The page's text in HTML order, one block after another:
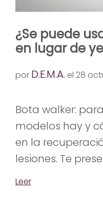
¿Se puede
en lugar de
por D.E.M.A. el 28
Bota walker:
modelos hay y
en la
lesiones. Te
Leer